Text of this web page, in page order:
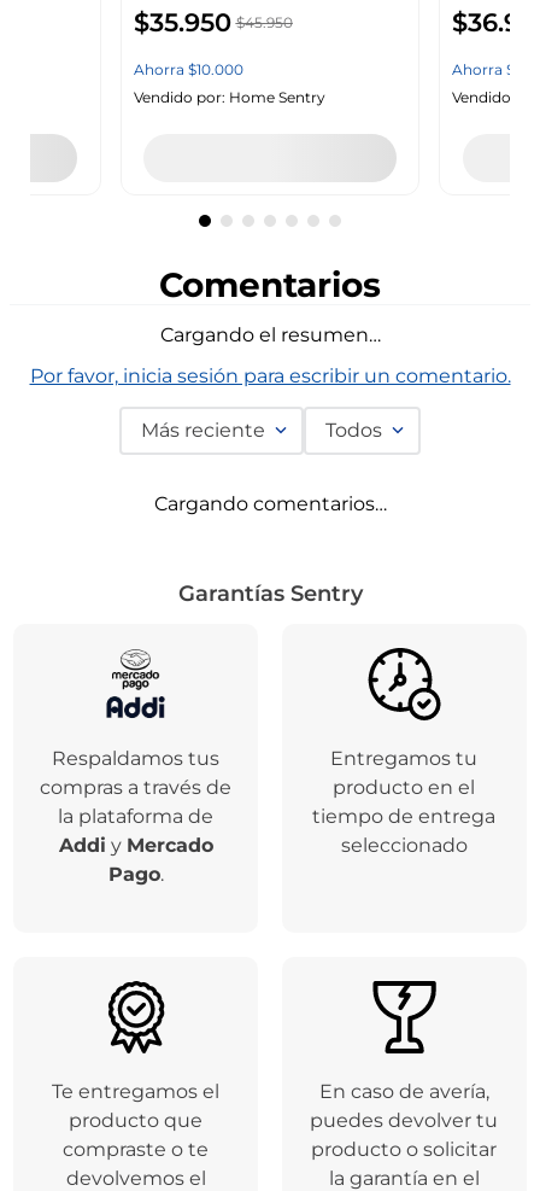
$35.950 $45.950
Ahorra $10.000
Vendido por: Home Sentry
$36.
Ahorra$
Vendido
Comentarios
Cargando el resumen…
Por favor, inicia sesión para escribir un comentario.
Más reciente Todos
Cargando comentarios…
Garantías Sentry
Respaldamos tus
compras a través de
la plataforma de
Addi y Mercado
Pago.
Entregamos tu
producto en el
tiempo de entrega
seleccionado
Te entregamos el
producto que
compraste o te
devolvemos el
En caso de avería,
puedes devolver tu
producto o solicitar
la garantía en el